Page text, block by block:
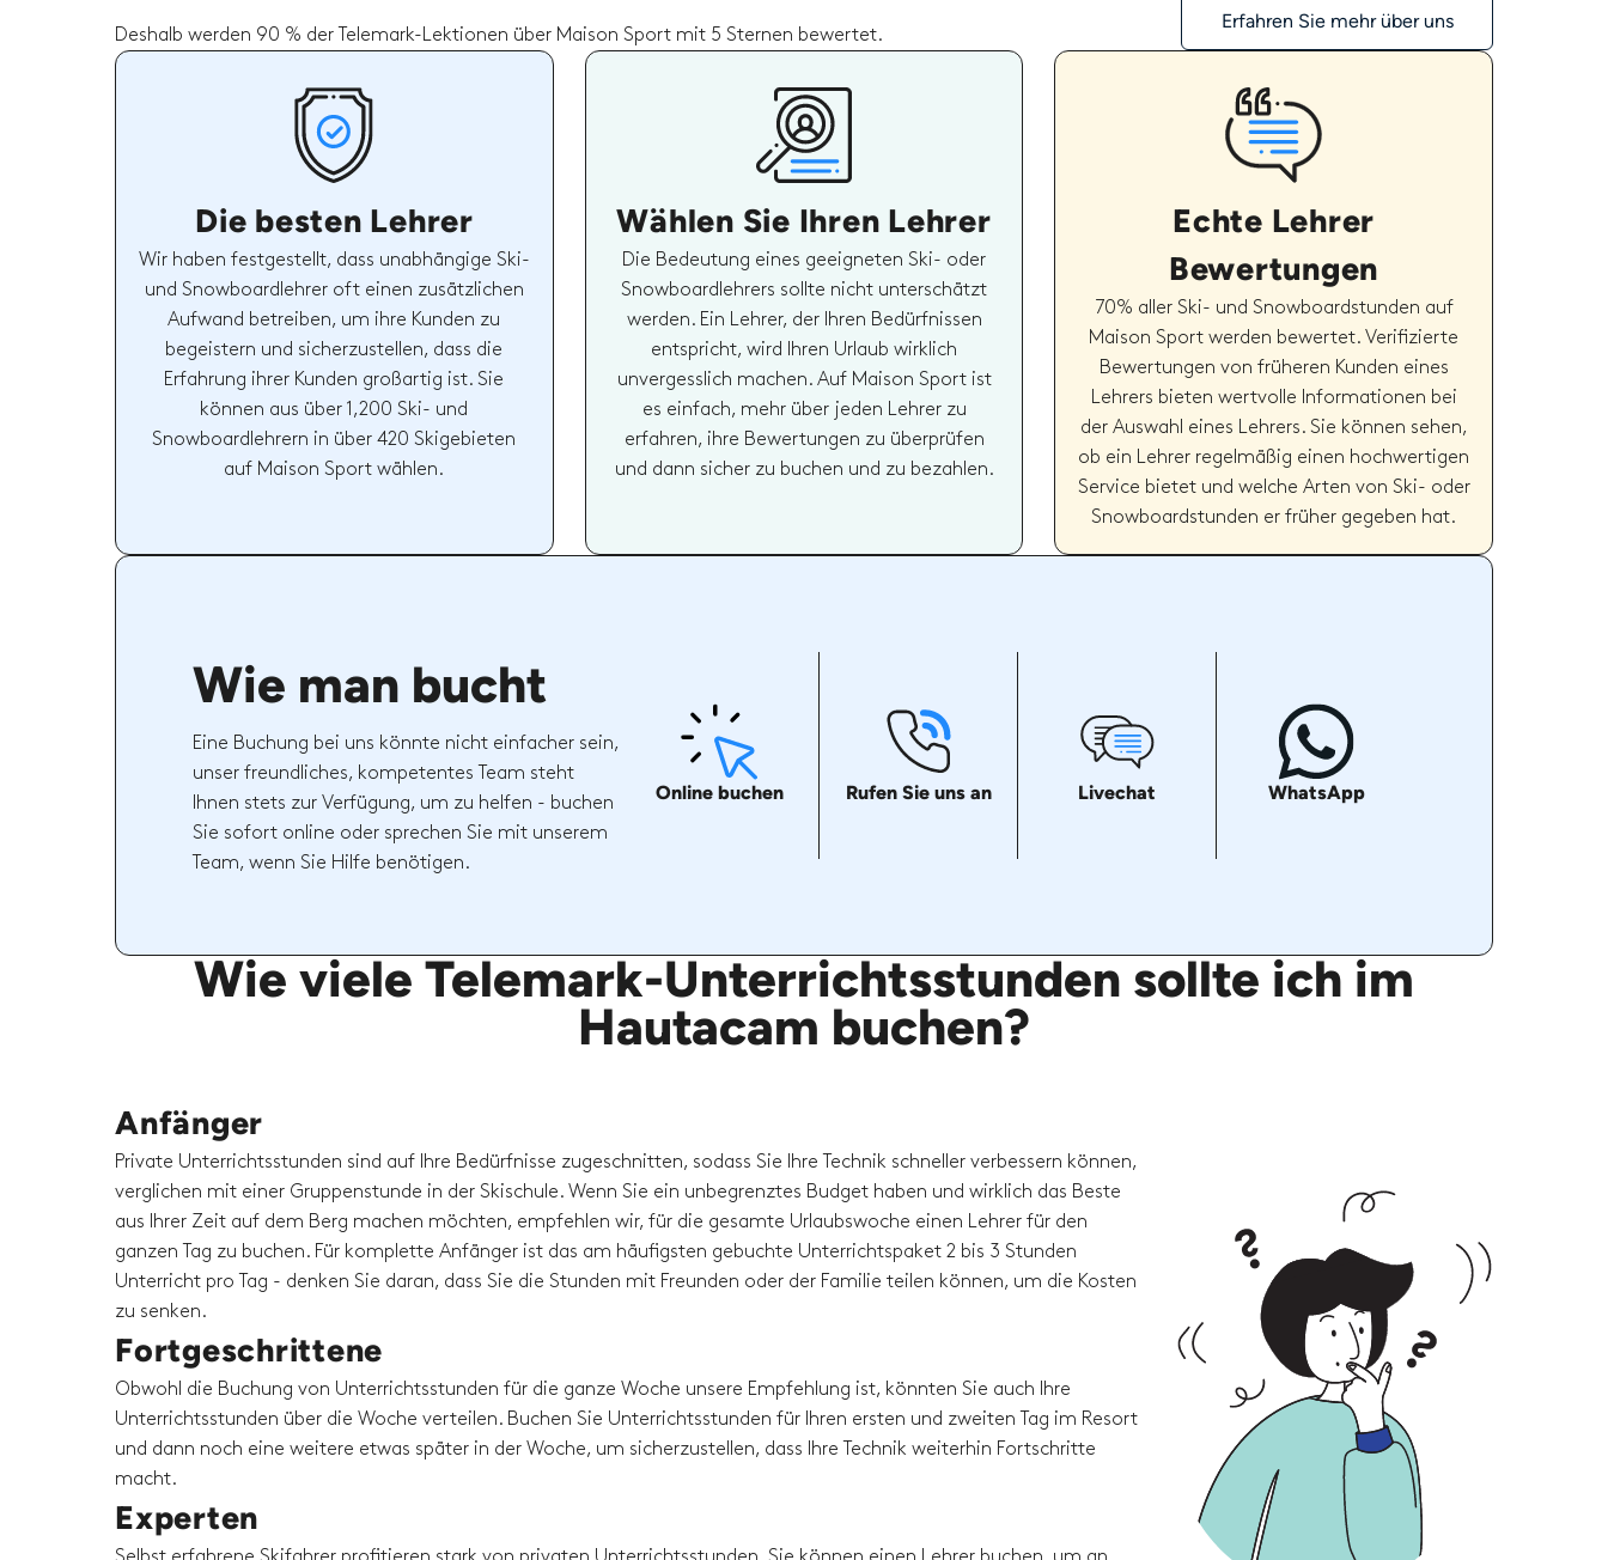
Deshalb werden 90 % der Telemark-Lektionen über Maison Sport mit 5 Sternen bewertet.
Erfahren Sie mehr über uns
Die besten Lehrer
Wir haben festgestellt, dass unabhängige Ski-
und Snowboardlehrer oft einen zusätzlichen
Aufwand betreiben, um ihre Kunden zu
begeistern und sicherzustellen, dass die
Erfahrung ihrer Kunden großartig ist. Sie
können aus über 1,200 Ski- und
Snowboardlehrern in über 420 Skigebieten
auf Maison Sport wählen.
Wählen Sie Ihren Lehrer
Die Bedeutung eines geeigneten Ski- oder
Snowboardlehrers sollte nicht unterschätzt
werden. Ein Lehrer, der Ihren Bedürfnissen
entspricht, wird Ihren Urlaub wirklich
unvergesslich machen. Auf Maison Sport ist
es einfach, mehr über jeden Lehrer zu
erfahren, ihre Bewertungen zu überprüfen
und dann sicher zu buchen und zu bezahlen.
Echte Lehrer
Bewertungen
70% aller Ski- und Snowboardstunden auf
Maison Sport werden bewertet. Verifizierte
Bewertungen von früheren Kunden eines
Lehrers bieten wertvolle Informationen bei
der Auswahl eines Lehrers. Sie können sehen,
ob ein Lehrer regelmäßig einen hochwertigen
Service bietet und welche Arten von Ski- oder
Snowboardstunden er früher gegeben hat.
Wie man bucht
Eine Buchung bei uns könnte nicht einfacher sein,
unser freundliches, kompetentes Team steht
Ihnen stets zur Verfügung, um zu helfen - buchen
Sie sofort online oder sprechen Sie mit unserem
Team, wenn Sie Hilfe benötigen.
Online buchen Rufen Sie uns an Livechat WhatsApp
Wie viele Telemark-Unterrichtsstunden sollte ich im
Hautacam buchen?
Anfänger
Private Unterrichtsstunden sind auf Ihre Bedürfnisse zugeschnitten, sodass Sie Ihre Technik schneller verbessern können,
verglichen mit einer Gruppenstunde in der Skischule. Wenn Sie ein unbegrenztes Budget haben und wirklich das Beste
aus Ihrer Zeit auf dem Berg machen möchten, empfehlen wir, für die gesamte Urlaubswoche einen Lehrer für den
ganzen Tag zu buchen. Für komplette Anfänger ist das am häufigsten gebuchte Unterrichtspaket 2 bis 3 Stunden
Unterricht pro Tag - denken Sie daran, dass Sie die Stunden mit Freunden oder der Familie teilen können, um die Kosten
zu senken.
Fortgeschrittene
Obwohl die Buchung von Unterrichtsstunden für die ganze Woche unsere Empfehlung ist, könnten Sie auch Ihre
Unterrichtsstunden über die Woche verteilen. Buchen Sie Unterrichtsstunden für Ihren ersten und zweiten Tag im Resort
und dann noch eine weitere etwas später in der Woche, um sicherzustellen, dass Ihre Technik weiterhin Fortschritte
macht.
Experten